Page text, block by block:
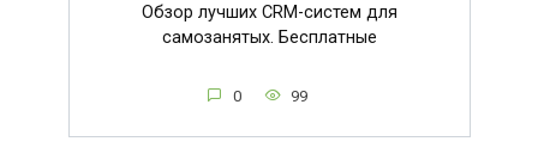
Обзор лучших CRM-систем для
самозанятых. Бесплатные
0 99